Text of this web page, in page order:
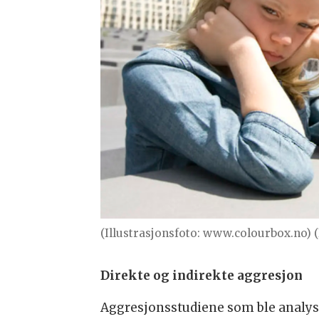
(Illustrasjonsfoto: www.colourbox.no)
Direkte og indirekte aggresjon
Aggresjonsstudiene som ble